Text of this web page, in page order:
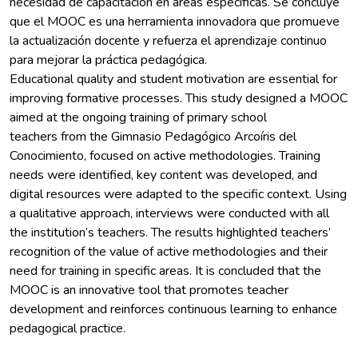
que el MOOC es una herramienta innovadora que promueve
la actualización docente y refuerza el aprendizaje continuo
para mejorar la práctica pedagógica.
Educational quality and student motivation are essential for
improving formative processes. This study designed a MOOC
aimed at the ongoing training of primary school
teachers from the Gimnasio Pedagógico Arcoíris del
Conocimiento, focused on active methodologies. Training
needs were identified, key content was developed, and
digital resources were adapted to the specific context. Using
a qualitative approach, interviews were conducted with all
the institution’s teachers. The results highlighted teachers’
recognition of the value of active methodologies and their
need for training in specific areas. It is concluded that the
MOOC is an innovative tool that promotes teacher
development and reinforces continuous learning to enhance
pedagogical practice.